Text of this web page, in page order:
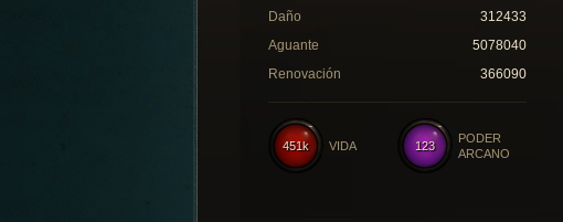
Daño
312433
Aguante
5078040
Renovación
366090
123
PODER
ARCANO
451k VIDA